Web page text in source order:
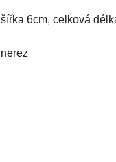
šířka 6cm, celková
nerez